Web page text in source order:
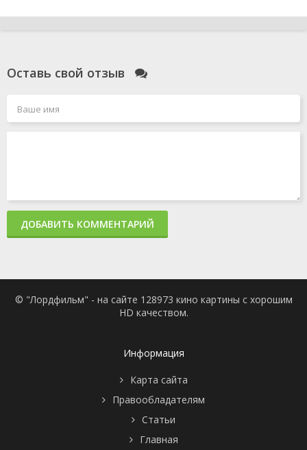
Оставь свой отзыв
ДОБАВИТЬ КОММЕНТАРИЙ
© "Лордфильм" - на сайте 128973 кино картины с хорошим
HD качеством.
Информация
Карта сайта
Правообладателям
Статьи
Главная